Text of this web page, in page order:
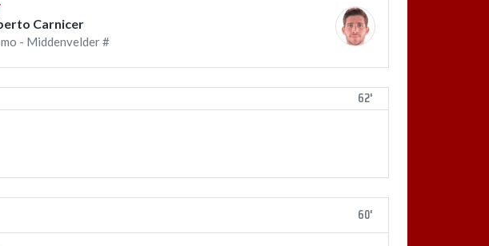
Carnicer
- Middenvelder #
62'
60'